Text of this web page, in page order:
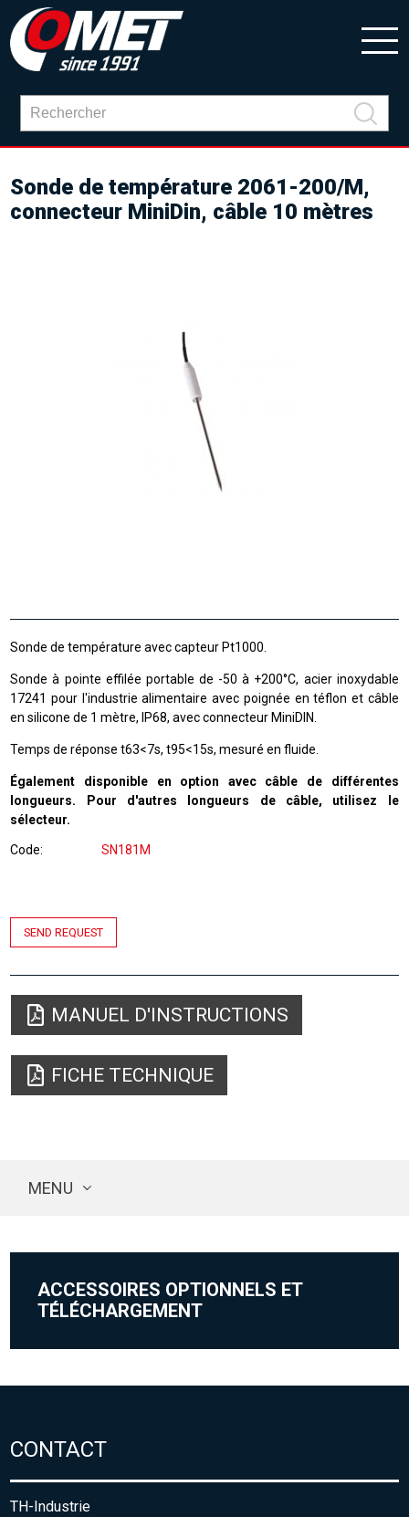
Sonde de température 2061-200/M,
connecteur MiniDin, câble 10 mètres
Sonde de température avec capteur Pt1000.
Sonde à pointe effilée portable de -50 à +200°C, acier inoxydable
17241 pour l'industrie alimentaire avec poignée en téflon et câble
en silicone de 1 mètre, IP68, avec connecteur MiniDIN.
Temps de réponse t63<7s, t95<15s, mesuré en fluide.
Également disponible en option avec câble de différentes
longueurs. Pour d'autres longueurs de câble, utilisez le
sélecteur.
Code SN181M
SEND REQUEST
MANUEL D'INSTRUCTIONS
FICHE TECHNIQUE
MENU
ACCESSOIRES OPTIONNELS ET
TÉLÉCHARGEMENT
CONTACT
TH-Industrie